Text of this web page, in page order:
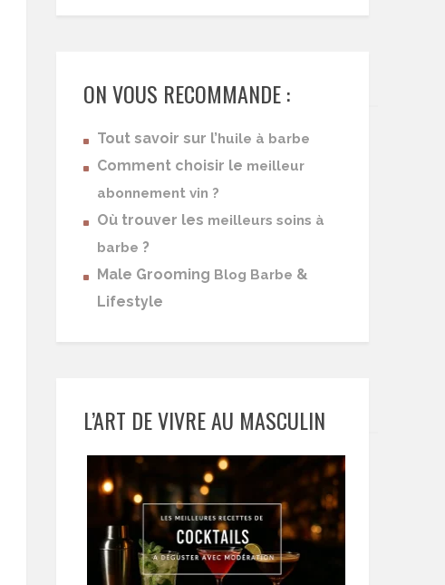
ON VOUS RECOMMANDE :
Tout savoir sur l’ huile à barbe
Comment choisir le meilleur
abonnement vin ?
Où trouver les meilleurs soins à
barbe ?
Male Grooming Blog Barbe &
Lifestyle
L’ART DE VIVRE AU MASCULIN